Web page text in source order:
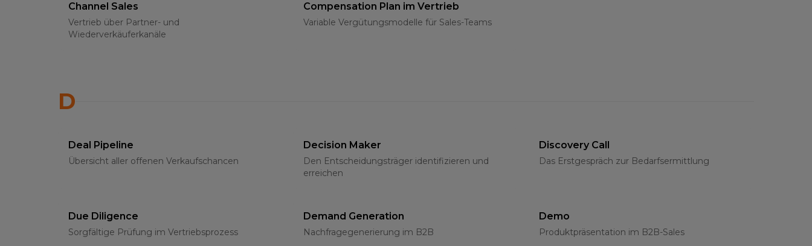
Channel Sales
Vertrieb über Partner- und
Wiederverkäuferkanäle
Compensation Plan im Vertrieb
Variable Vergütungsmodelle für Sales-Teams
D
Deal Pipeline
Übersicht aller offenen Verkaufschancen
Decision Maker
Den Entscheidungsträger identifizieren und
erreichen
Discovery Call
Das Erstgespräch zur Bedarfsermittlung
Due Diligence
Sorgfältige Prüfung im Vertriebsprozess
Demand Generation
Nachfragegenerierung im B2B
Demo
Produktpräsentation im B2B-Sales